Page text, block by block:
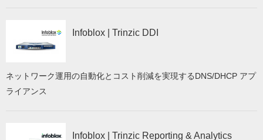
Infoblox | Trinzic DDI
ネットワーク運用の自動化とコスト削減を実現するDNS/DHCP アプ
ライアンス
Infoblox | Trinzic Reporting & Analytics